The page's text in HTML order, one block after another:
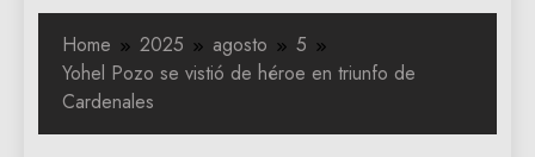
Home 2025 agosto
5
Yohel Pozo se vistió de héroe en triunfo de
Cardenales